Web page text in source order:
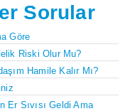
Sorular
Göre
Riski Olur Mu?
Hamile Kalır Mı?
Sıvısı Geldi Ama